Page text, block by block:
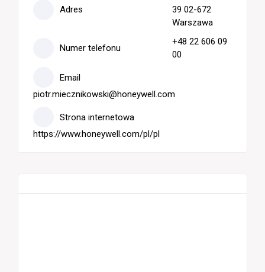
Adres
39 02-672
Warszawa
Numer telefonu
+48 22 606 09
00
Email
piotr.miecznikowski@honeywell.com
Strona internetowa
https://www.honeywell.com/pl/pl